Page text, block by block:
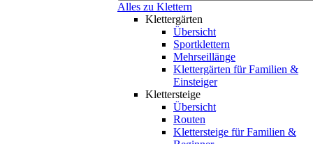
Alles zu Klettern
Klettergärten
Übersicht
Sportklettern
Mehrseillänge
Klettergärten für Familien &
Einsteiger
Klettersteige
Übersicht
Routen
Klettersteige für Familien &